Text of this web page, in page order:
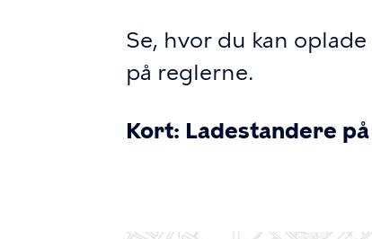
Se, hvor du kan
på reglerne.
Kort: Ladestandere